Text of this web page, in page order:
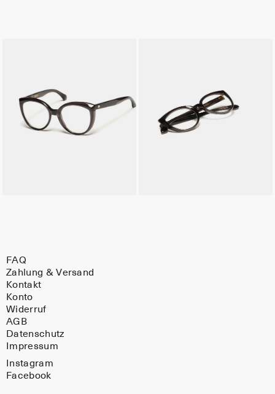
FAQ
Zahlung & Versand
Kontakt
Konto
Widerruf
AGB
Datenschutz
Impressum
Instagram
Facebook